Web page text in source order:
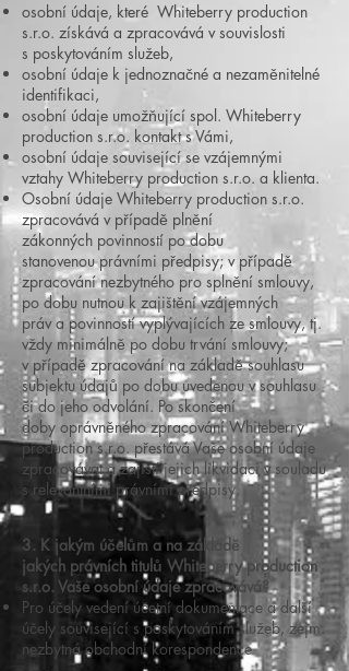
osobní údaje, které Whiteberry production
s.r.o. získává a zpracovává v souvislosti
s poskytováním služeb,
osobní údaje k jednoznačné a nezaměnitelné
identifikaci,
osobní údaje umožňující spol. Whiteberry
production s.r.o. kontakt s Vámi,
osobní údaje související se vzájemnými
vztahy Whiteberry production s.r.o. a klienta.
Osobní údaje Whiteberry production s.r.o.
zpracovává v případě plnění
zákonných povinností po dobu
stanovenou právními předpisy; v případě
zpracování nezbytného pro splnění smlouvy,
po dobu nutnou k zajištění vzájemných
práv a povinností vyplývajících ze smlouvy, tj.
vždy minimálně po dobu trvání smlouvy;
v případě zpracování na základě souhlasu
subjektu údajů po dobu uvedenou v souhlasu
či do jeho odvolání. Po skončení
doby oprávněného zpracování Whiteberry
production s.r.o. přestává Vaše osobní údaje
zpracovávat a zajistí jejich likvidaci v souladu
s relevantními právními předpisy.
3. K jakým účelům a na základě
jakých právních titulů Whiteberry production
s.r.o. Vaše osobní údaje zpracovává?
Pro účely vedení účetní dokumentace a další
účely související s poskytováním služeb, zejm.
nezbytná obchodní korespondence